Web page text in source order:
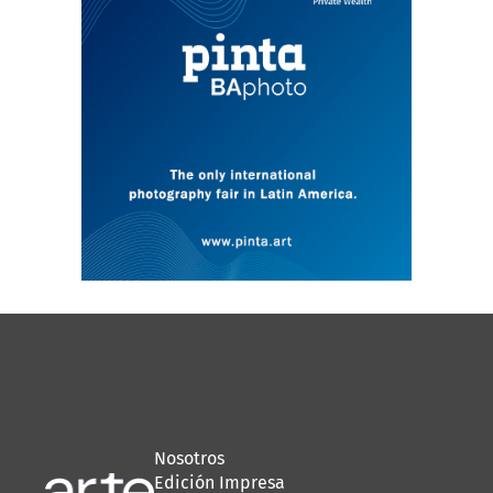
Nosotros
Edición Impresa